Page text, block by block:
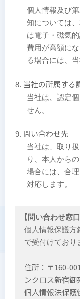
個人情報及び
知については
は電子・磁気
費用が高額に
る場合には、
当社の所属する
当社は、認定
せん。
問い合わせ先
当社は、取り
り、本人から
場合には、合
対応します。
【問い合わせ窓口
個人情報保護方
で受付けており
住所：〒160-
ンクロス新宿御
個人情報法保護